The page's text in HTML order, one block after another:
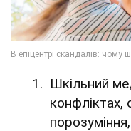
Шкільний
конфліктах,